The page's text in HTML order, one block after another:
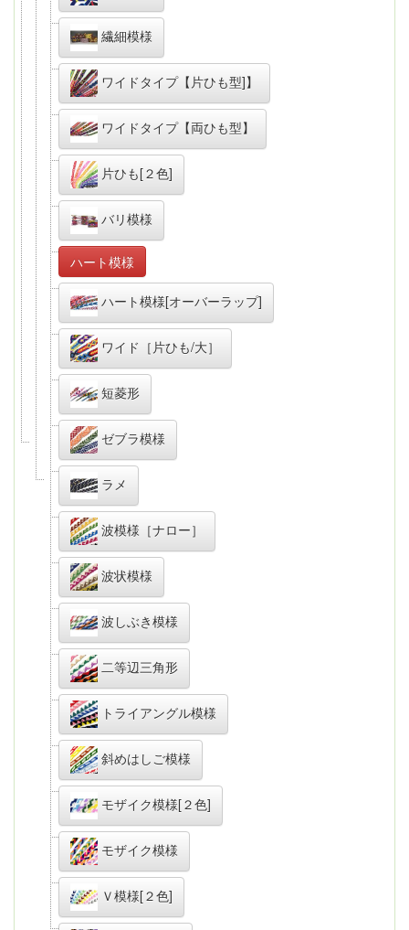
繊細模様
ワイドタイプ【片ひも型]】
ワイドタイプ【両ひも型】
片ひも[２色]
バリ模様
ハート模様
ハート模様[オーバーラップ]
ワイド［片ひも/大］
短菱形
ゼブラ模様
ラメ
波模様［ナロー］
波状模様
波しぶき模様
二等辺三角形
トライアングル模様
斜めはしご模様
モザイク模様[２色]
モザイク模様
Ｖ模様[２色]